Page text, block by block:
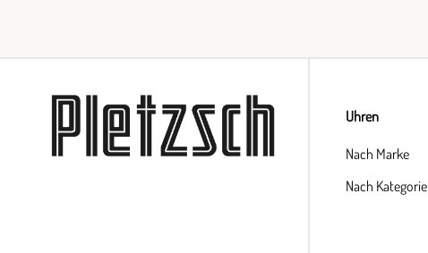
Uhren
Nach Marke
Nach Kategorie